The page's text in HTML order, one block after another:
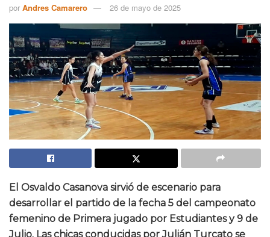
por Andres Camarero 26 de mayo de 2025
El Osvaldo Casanova sirvió de escenario para
desarrollar el partido de la fecha 5 del campeonato
femenino de Primera jugado por Estudiantes y 9 de
Julio. Las chicas conducidas por Julián Turcato se